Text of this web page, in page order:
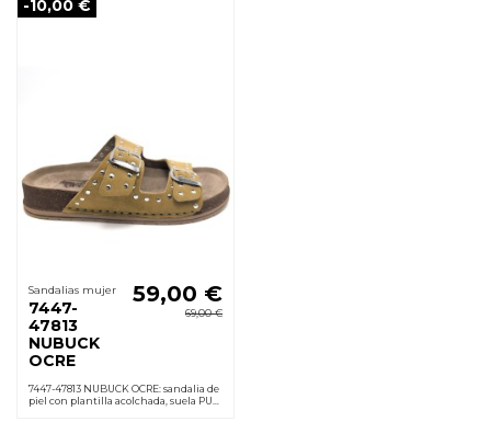
-10,00 €
Sandalias mujer
7447-
47813
NUBUCK
OCRE
59,00 €
69,00 €
7447-47813 NUBUCK OCRE: sandalia de
piel con plantilla acolchada, suela PU